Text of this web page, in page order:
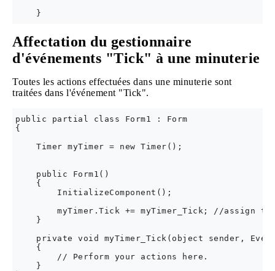
Affectation du gestionnaire
d'événements "Tick" à une minuterie
Toutes les actions effectuées dans une minuterie sont
traitées dans l'événement "Tick".
public partial class Form1 : Form
{
    Timer myTimer = new Timer();
    public Form1()
    {
        InitializeComponent();
myTimer.Tick += myTimer_Tick; //assign
    }
private void myTimer_Tick(object sender,
    {
        // Perform your actions here.
    }